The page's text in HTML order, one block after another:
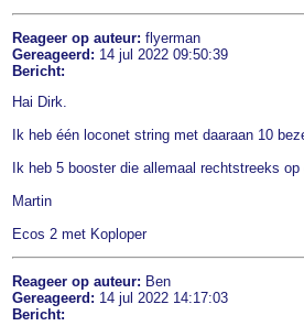
Reageer op auteur: flyerman
Gereageerd: 14 jul 2022 09:50:39
Bericht:
Hai Dirk.
Ik heb één loconet string met daaraan 10
Ik heb 5 booster die allemaal rechtstreeks
Martin
Ecos 2 met Koploper
Reageer op auteur: Ben
Gereageerd: 14 jul 2022 14:17:03
Bericht: